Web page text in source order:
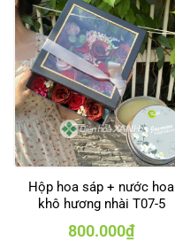
Hộp hoa sáp + nước hoa
khô hương nhài T07-5
800.000₫